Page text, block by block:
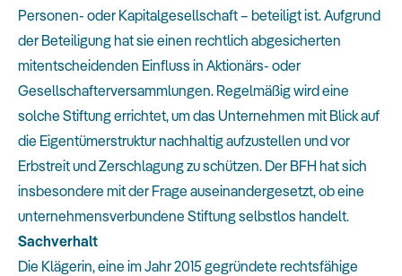
Personen- oder Kapitalgesellschaft – beteiligt ist. Aufgrund
der Beteiligung hat sie einen rechtlich abgesicherten
mitentscheidenden Einfluss in Aktionärs- oder
Gesellschafterversammlungen. Regelmäßig wird eine
solche Stiftung errichtet, um das Unternehmen mit Blick auf
die Eigentümerstruktur nachhaltig aufzustellen und vor
Erbstreit und Zerschlagung zu schützen. Der BFH hat sich
insbesondere mit der Frage auseinandergesetzt, ob eine
unternehmensverbundene Stiftung selbstlos handelt.
Sachverhalt
Die Klägerin, eine im Jahr 2015 gegründete rechtsfähige